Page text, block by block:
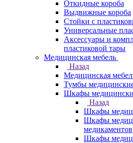
Откидные короба
Выдвижные короба
Стойки с
Универсальные
Аксессуары и
пластиковой тары
Медицинская мебель
Назад
Медицинская
Тумбы
Шкафы
Назад
Шкафы
Шкафы
медикаментов
Шкафы